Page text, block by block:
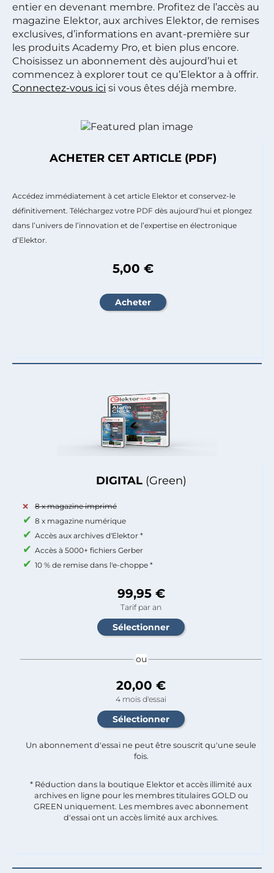
entier en devenant membre. Profitez de l’accès au
magazine Elektor, aux archives Elektor, de remises
exclusives, d’informations en avant-première sur
les produits Academy Pro, et bien plus encore.
Choisissez un abonnement dès aujourd’hui et
commencez à explorer tout ce qu’Elektor a à offrir.
Connectez-vous ici si vous êtes déjà membre.
DIGITAL (Green)
8 x magazine imprimé
8 x magazine numérique
Accès aux archives d'Elektor *
Accès à 5000+ fichiers Gerber
10 % de remise dans l'e-choppe *
99,95 €
Tarif par an
ou
20,00 €
4 mois d'essai
Un abonnement d'essai ne peut être souscrit qu'une seule
fois.​
* Réduction dans la boutique Elektor et accès illimité aux
archives en ligne pour les membres titulaires GOLD ou
GREEN uniquement. Les membres avec abonnement
d'essai ont un accès limité aux archives.
ACHETER CET ARTICLE (PDF)
Accédez immédiatement à cet article Elektor et conservez-le
définitivement. Téléchargez votre PDF dès aujourd’hui et plongez
dans l’univers de l’innovation et de l’expertise en électronique
d’Elektor.
5,00 €